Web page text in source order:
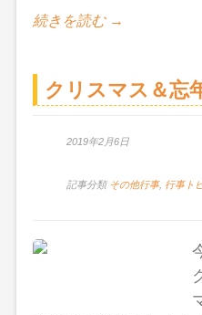
続きを読む →
クリスマス＆忘
2019年2月6日
記事分類 その他行事, 行事ト